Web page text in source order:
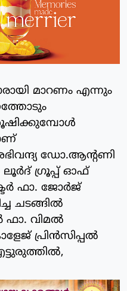
മാറണം എന്നും
ഡോ.ആൻ്റണി
ലൂർദ് ഗ്രൂപ്പ് ഓഫ്
ഫാ. ജോർജ്
ചടങ്ങിൽ
വിമൽ
പ്രിൻസിപ്പൽ